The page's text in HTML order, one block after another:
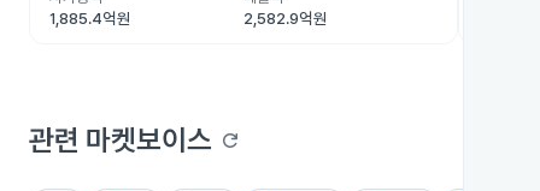
1,885.4억원
2,582.9억원
관련 마켓보이스 refresh